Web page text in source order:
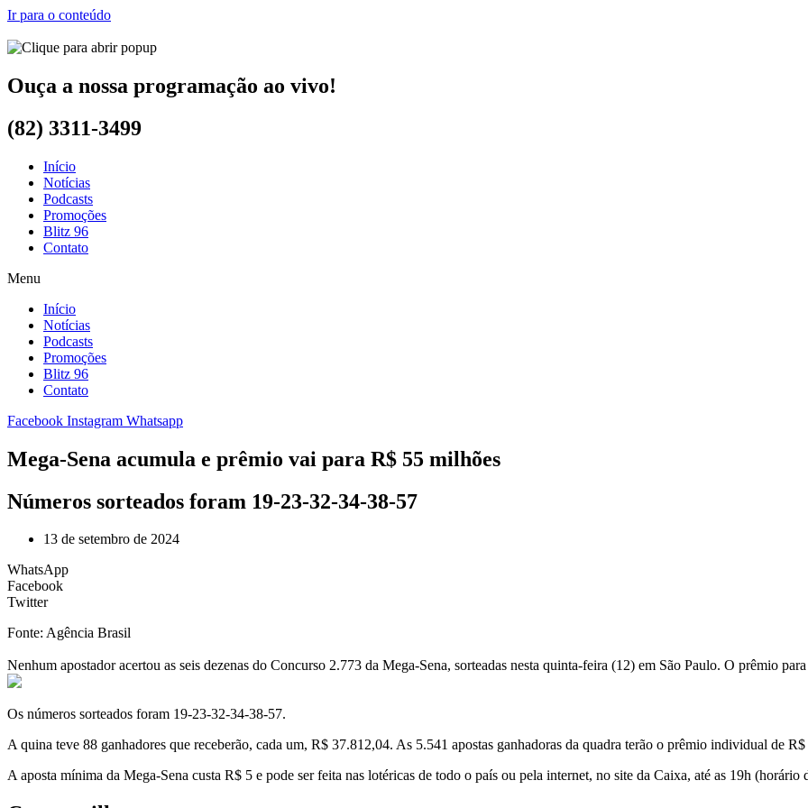
Ir para o conteúdo
Ouça a nossa programação ao vivo!
(82) 3311-3499
Início
Notícias
Podcasts
Promoções
Blitz 96
Contato
Menu
Início
Notícias
Podcasts
Promoções
Blitz 96
Contato
Facebook Instagram Whatsapp
Mega-Sena acumula e prêmio vai para R$ 55 milhões
Números sorteados foram 19-23-32-34-38-57
13 de setembro de 2024
WhatsApp
Facebook
Twitter
Fonte: Agência Brasil
Nenhum apostador acertou as seis dezenas do Concurso 2.773 da Mega-Sena, sorteadas nesta quinta-feira (12) em São Paulo. O prêmio
Os números sorteados foram 19-23-32-34-38-57.
A quina teve 88 ganhadores que receberão, cada um, R$ 37.812,04. As 5.541 apostas ganhadoras da quadra terão o prêmio individual de
A aposta mínima da Mega-Sena custa R$ 5 e pode ser feita nas lotéricas de todo o país ou pela internet, no site da Caixa, até as 19h